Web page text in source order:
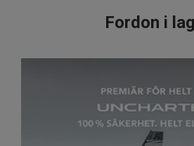
Fordon i